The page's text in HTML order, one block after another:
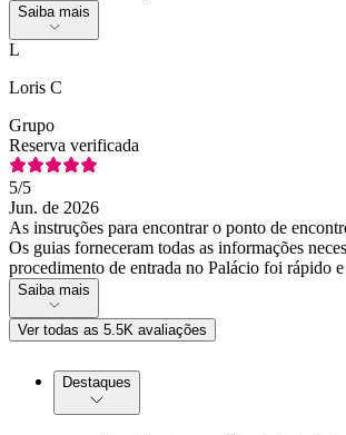
Saiba mais
L
Loris C
Grupo
Reserva verificada
5/5
Jun. de 2026
As instruções para encontrar o ponto de
Os guias forneceram todas as informações
procedimento de entrada no Palácio foi rápido
Saiba mais
Ver todas as 5.5K avaliações
Destaques